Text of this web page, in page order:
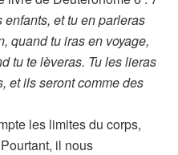
et tu en parleras
quand tu iras en voyage,
tu te lèveras. Tu les lieras
et ils seront comme des
les limites du corps,
il nous